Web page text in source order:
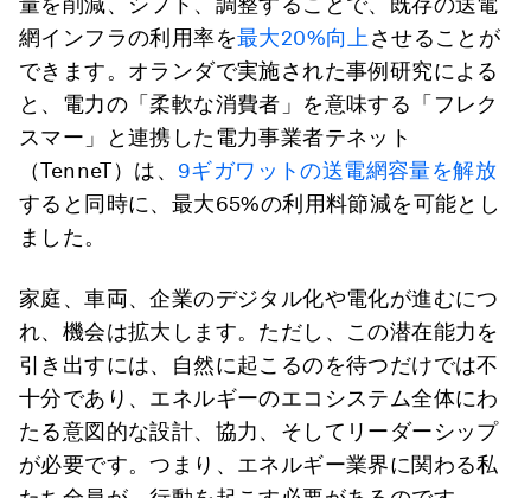
網インフラの利用率を最大20%向上 させることが
できます。オランダで実施された事例研究による
と、電力の「柔軟な消費者」を意味する「フレク
スマー」と連携した電力事業者テネット
（TenneT）は、 9ギガワットの送電網容量を解放
すると同時に、最大65%の利用料節減を可能とし
ました。
家庭、車両、企業のデジタル化や電化が進むにつ
れ、機会は拡大します。ただし、この潜在能力を
引き出すには、自然に起こるのを待つだけでは不
十分であり、エネルギーのエコシステム全体にわ
たる意図的な設計、協力、そしてリーダーシップ
が必要です。つまり、エネルギー業界に関わる私